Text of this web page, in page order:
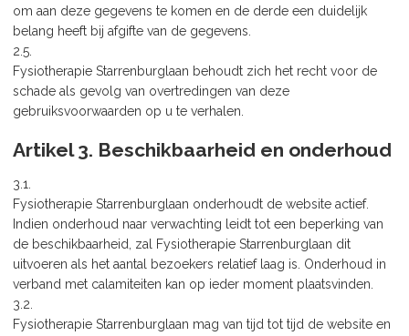
om aan deze gegevens te komen en de derde een duidelijk
belang heeft bij afgifte van de gegevens.
2.5.
Fysiotherapie Starrenburglaan behoudt zich het recht voor de
schade als gevolg van overtredingen van deze
gebruiksvoorwaarden op u te verhalen.
Artikel 3. Beschikbaarheid en onderhoud
3.1.
Fysiotherapie Starrenburglaan onderhoudt de website actief.
Indien onderhoud naar verwachting leidt tot een beperking van
de beschikbaarheid, zal Fysiotherapie Starrenburglaan dit
uitvoeren als het aantal bezoekers relatief laag is. Onderhoud in
verband met calamiteiten kan op ieder moment plaatsvinden.
3.2.
Fysiotherapie Starrenburglaan mag van tijd tot tijd de website en